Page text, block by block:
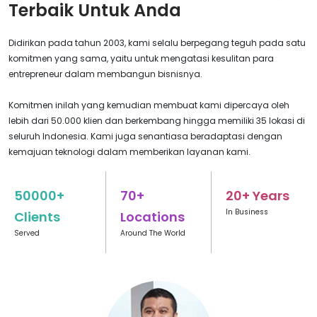
Shock mount digunakan untuk mengurangi getaran dari
Soundproofing
luar ruangan yang dapat mengganggu rekaman podcast.
Stand mikrofon
Stand mikrofon digunakan untuk menopang mikrofon agar
Perlengkapan di atas penting dalam produksi podcast. Jadi,
pastikan Anda menyewa studio podcast yang menyediakannya.
Berikut adalah beberapa tips untuk memilih studio podcast yang
Terbaik Untuk Anda
Didirikan pada tahun 2003, kami selalu berpegang teguh pada satu
komitmen yang sama, yaitu untuk mengatasi kesulitan para
entrepreneur dalam membangun bisnisnya.
Komitmen inilah yang kemudian membuat kami dipercaya oleh
lebih dari 50.000 klien dan berkembang hingga memiliki 35 lokasi di
seluruh Indonesia. Kami juga senantiasa beradaptasi dengan
kemajuan teknologi dalam memberikan layanan kami.
50000+
Clients
Served
70+
Locations
Around The World
20+ Years
In Business